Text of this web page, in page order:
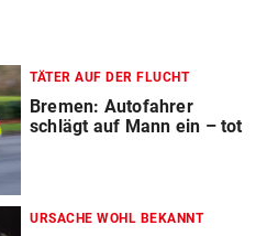
TÄTER AUF DER FLUCHT
Bremen: Autofahrer
schlägt auf Mann ein – tot
URSACHE WOHL BEKANNT